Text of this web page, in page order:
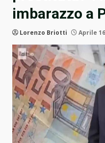
imbarazzo a
Lorenzo Briotti Aprile